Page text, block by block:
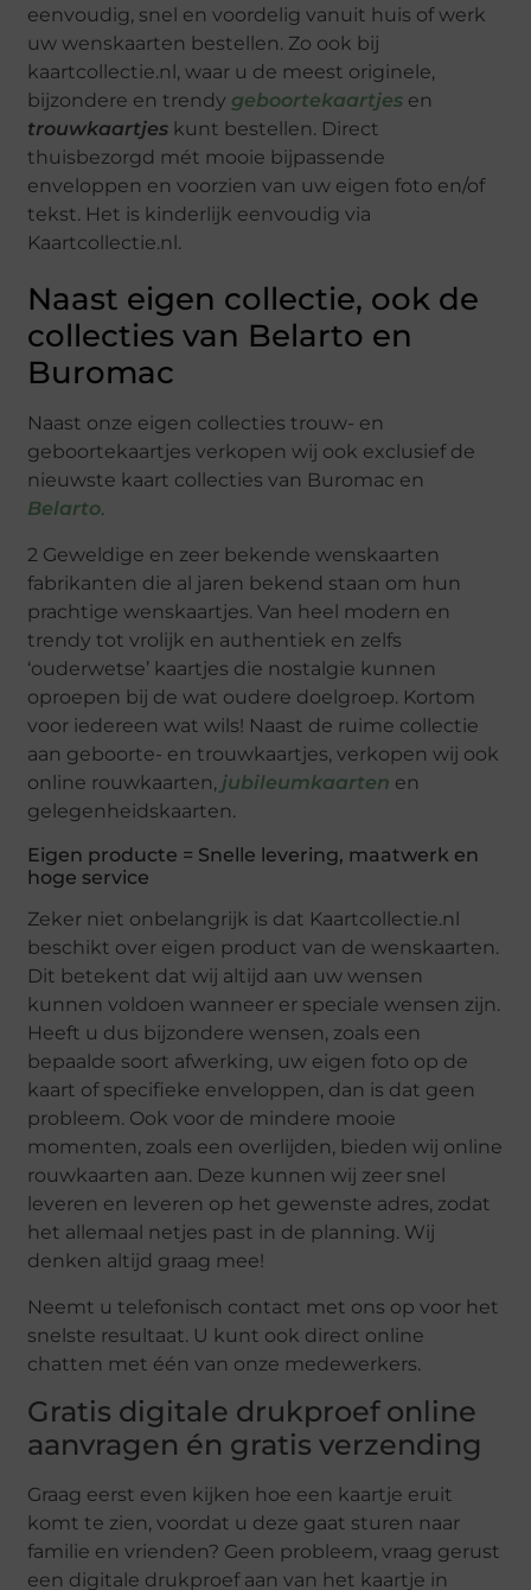
eenvoudig, snel en voordelig vanuit huis of werk
uw wenskaarten bestellen. Zo ook bij
kaartcollectie.nl, waar u de meest originele,
bijzondere en trendy geboortekaartjes en
trouwkaartjes kunt bestellen. Direct
thuisbezorgd mét mooie bijpassende
enveloppen en voorzien van uw eigen foto en/of
tekst. Het is kinderlijk eenvoudig via
Kaartcollectie.nl.
Naast eigen collectie, ook de
collecties van Belarto en
Buromac
Naast onze eigen collecties trouw- en
geboortekaartjes verkopen wij ook exclusief de
nieuwste kaart collecties van Buromac en
Belarto.
2 Geweldige en zeer bekende wenskaarten
fabrikanten die al jaren bekend staan om hun
prachtige wenskaartjes. Van heel modern en
trendy tot vrolijk en authentiek en zelfs
‘ouderwetse’ kaartjes die nostalgie kunnen
oproepen bij de wat oudere doelgroep. Kortom
voor iedereen wat wils! Naast de ruime collectie
aan geboorte- en trouwkaartjes, verkopen wij ook
online rouwkaarten, jubileumkaarten en
gelegenheidskaarten.
Eigen producte = Snelle levering, maatwerk en
hoge service
Zeker niet onbelangrijk is dat Kaartcollectie.nl
beschikt over eigen product van de wenskaarten.
Dit betekent dat wij altijd aan uw wensen
kunnen voldoen wanneer er speciale wensen zijn.
Heeft u dus bijzondere wensen, zoals een
bepaalde soort afwerking, uw eigen foto op de
kaart of specifieke enveloppen, dan is dat geen
probleem. Ook voor de mindere mooie
momenten, zoals een overlijden, bieden wij online
rouwkaarten aan. Deze kunnen wij zeer snel
leveren en leveren op het gewenste adres, zodat
het allemaal netjes past in de planning. Wij
denken altijd graag mee!
Neemt u telefonisch contact met ons op voor het
snelste resultaat. U kunt ook direct online
chatten met één van onze medewerkers.
Gratis digitale drukproef online
aanvragen én gratis verzending
Graag eerst even kijken hoe een kaartje eruit
komt te zien, voordat u deze gaat sturen naar
familie en vrienden? Geen probleem, vraag gerust
een digitale drukproef aan van het kaartje in